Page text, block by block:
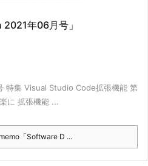
年06月号」
特集 Visual Studio Code拡張機能 第
に 拡張機能 ...
「Software D ...